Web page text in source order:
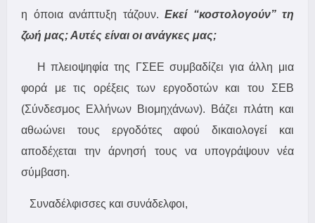
η όποια ανάπτυξη τάζουν. Εκεί “κοστολογούν”τη
ζωή μας; Αυτές είναι οι ανάγκες μας;
Η πλειοψηφία της ΓΣΕΕ συμβαδίζει για άλλη μια
φορά με τις ορέξεις των εργοδοτών και του ΣΕΒ
(Σύνδεσμος Ελλήνων Βιομηχάνων). Βάζει πλάτη και
αθωώνει τους εργοδότες αφού δικαιολογεί και
αποδέχεται την άρνησή τους να υπογράψουν νέα
σύμβαση.
Συναδέλφισσες και συνάδελφοι,